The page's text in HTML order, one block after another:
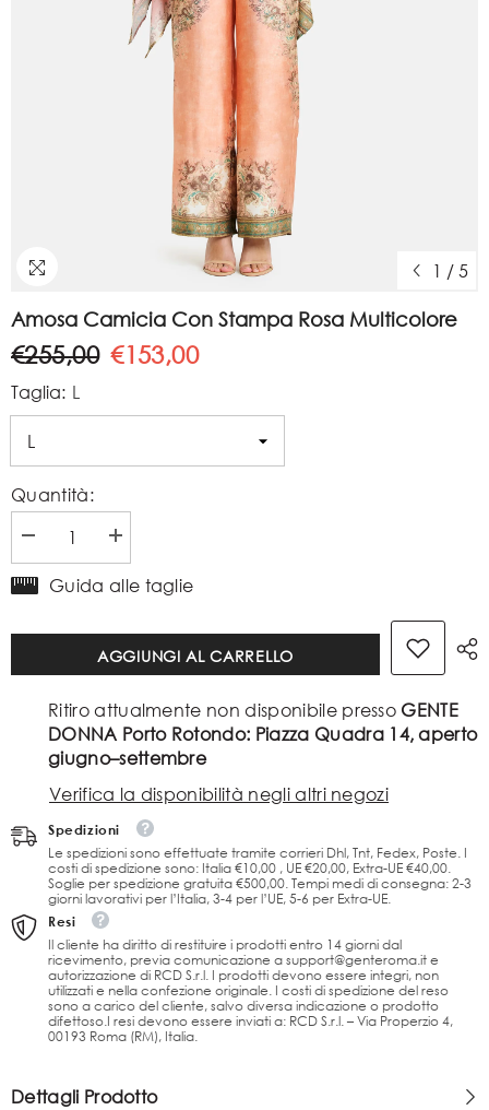
1 /5
Amosa Camicia Con Stampa Rosa Multicolore
€255,00 €153,00
Taglia: L
Quantità:
Diminuire
la
quantità
per
Camicia
Stampa
Multicolore
Aumenta
la
quantità
Camicia
con
Stampa
Multicolore
Guida alle taglie
AGGIUNGI AL CARRELLO
Ritiro attualmente non disponibile presso GENTE
DONNA Porto Rotondo: Piazza Quadra 14, aperto
giugno–settembre
Verifica la disponibilità negli altri negozi
Spedizioni
Le spedizioni sono effettuate tramite corrieri Dhl, Tnt, Fedex, Poste. I
costi di spedizione sono: Italia €10,00 , UE €20,00, Extra-UE €40,00.
Soglie per spedizione gratuita €500,00. Tempi medi di consegna: 2-3
giorni lavorativi per l’Italia, 3-4 per l’UE, 5-6 per Extra-UE.
Resi
Il cliente ha diritto di restituire i prodotti entro 14 giorni dal
ricevimento, previa comunicazione a support@genteroma.it e
autorizzazione di RCD S.r.l. I prodotti devono essere integri, non
utilizzati e nella confezione originale. I costi di spedizione del reso
sono a carico del cliente, salvo diversa indicazione o prodotto
difettoso.I resi devono essere inviati a: RCD S.r.l. – Via Properzio 4,
00193 Roma (RM), Italia.
Dettagli Prodotto